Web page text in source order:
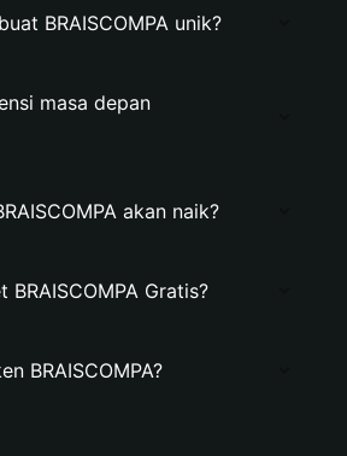
BRAISCOMPA unik?
masa depan
akan naik?
BRAISCOMPA Gratis?
BRAISCOMPA?